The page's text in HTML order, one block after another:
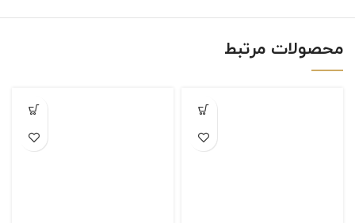
محصولات مرتبط